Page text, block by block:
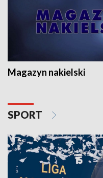
Magazyn nakielski
SPORT